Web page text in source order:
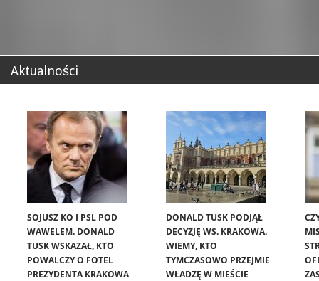
Aktualności
SOJUSZ KO I PSL POD
WAWELEM. DONALD
TUSK WSKAZAŁ, KTO
POWALCZY O FOTEL
PREZYDENTA KRAKOWA
DONALD TUSK PODJĄŁ
DECYZJĘ WS. KRAKOWA.
WIEMY, KTO
TYMCZASOWO PRZEJMIE
WŁADZĘ W MIEŚCIE